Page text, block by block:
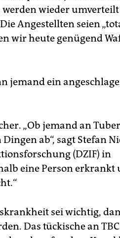
wieder
Angestellten seien
wir heute genügend
jemand ein
„Ob jemand an
ab“, sagt Stefan
(DZIF) in
eine Person erkrankt
sei wichtig,
Das tückische an TBC